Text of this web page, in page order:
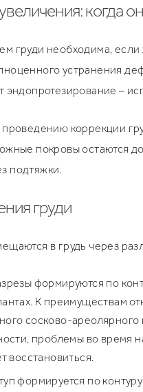
когда
груди необходима,
устранения
эндопротезирование –
коррекции
покровы остаются
подтяжки.
груди
в грудь через
формируются по
К преимуществам
сосково-ареолярного
проблемы во время
восстановиться.
формируется по